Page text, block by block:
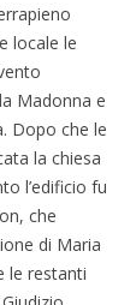
locale le
Madonna e
Dopo che le
la chiesa
l’edificio fu
che
di Maria
le restanti